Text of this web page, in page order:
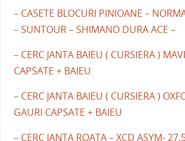
– CASETE BLOCURI PINIOANE –
– SUNTOUR – SHIMANO DURA ACE –
– CERC JANTA BAIEU ( CURSIERA )
CAPSATE + BAIEU
– CERC JANTA BAIEU ( CURSIERA )
GAURI CAPSATE + BAIEU
– CERC JANTA ROATA – XCD ASYM-